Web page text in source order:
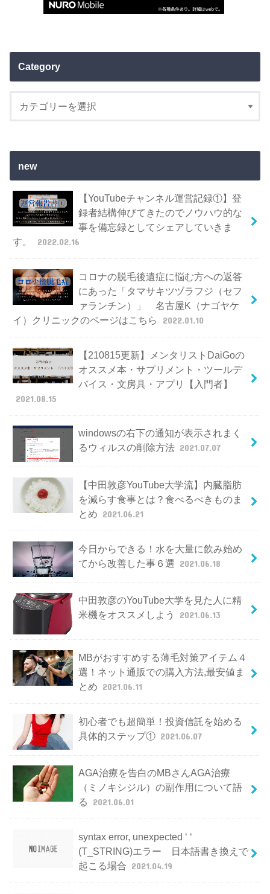
Category
new
【YouTubeチャンネル運営記録①】登
録者結構伸びてきたのでノウハウ的な
事を備忘録としてシェアしていきま
す。
2022.02.16
コロナの脱毛後遺症に悩む方への返答
にあった「タマサキツヅラフジ（セフ
ァランチン）」 名古屋K（ナゴヤケ
イ）クリニックのページはこちら
2022.01.10
【210815更新】メンタリストDaiGoの
オススメ本・サプリメント・ツールデ
バイス・文房具・アプリ【入門者】
2021.08.15
windowsの右下の通知が表示されまく
るウィルスの削除方法 2021.07.07
【中田敦彦YouTube大学流】内臓脂肪
を減らす食事とは？食べるべきものま
とめ 2021.06.21
今日からできる！水を大量に飲み始め
てから改善した事６選 2021.06.18
中田敦彦のYouTube大学を見た人に精
米機をオススメしよう
2021.06.13
MBがおすすめする薄毛対策アイテム４
選！ネット通販での購入方法,最安値ま
とめ 2021.06.11
初心者でも超簡単！投資信託を始める
具体的ステップ① 2021.06.07
AGA治療を告白のMBさんAGA治療
（ミノキシジル）の副作用について語
る
2021.06.01
syntax error, unexpected ‘ ‘
(T_STRING)エラー 日本語書き換えで
起こる場合 2021.04.19